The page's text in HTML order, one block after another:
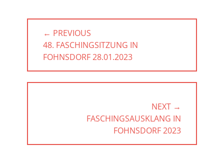
Beitragsnavigation
← PREVIOUS
PREVIOUS
POST:
48. FASCHINGSITZUNG IN
FOHNSDORF 28.01.2023
NEXT →
FASCHINGSAUSKLANG IN
FOHNSDORF 2023